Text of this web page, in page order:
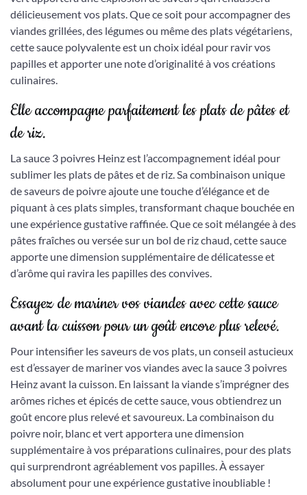
délicieusement vos plats. Que ce soit pour accompagner des
viandes grillées, des légumes ou même des plats végétariens,
cette sauce polyvalente est un choix idéal pour ravir vos
papilles et apporter une note d’originalité à vos créations
culinaires.
Elle accompagne parfaitement les plats de pâtes et
de riz.
La sauce 3 poivres Heinz est l’accompagnement idéal pour
sublimer les plats de pâtes et de riz. Sa combinaison unique
de saveurs de poivre ajoute une touche d’élégance et de
piquant à ces plats simples, transformant chaque bouchée en
une expérience gustative raffinée. Que ce soit mélangée à des
pâtes fraîches ou versée sur un bol de riz chaud, cette sauce
apporte une dimension supplémentaire de délicatesse et
d’arôme qui ravira les papilles des convives.
Essayez de mariner vos viandes avec cette sauce
avant la cuisson pour un goût encore plus relevé.
Pour intensifier les saveurs de vos plats, un conseil astucieux
est d’essayer de mariner vos viandes avec la sauce 3 poivres
Heinz avant la cuisson. En laissant la viande s’imprégner des
arômes riches et épicés de cette sauce, vous obtiendrez un
goût encore plus relevé et savoureux. La combinaison du
poivre noir, blanc et vert apportera une dimension
supplémentaire à vos préparations culinaires, pour des plats
qui surprendront agréablement vos papilles. À essayer
absolument pour une expérience gustative inoubliable !